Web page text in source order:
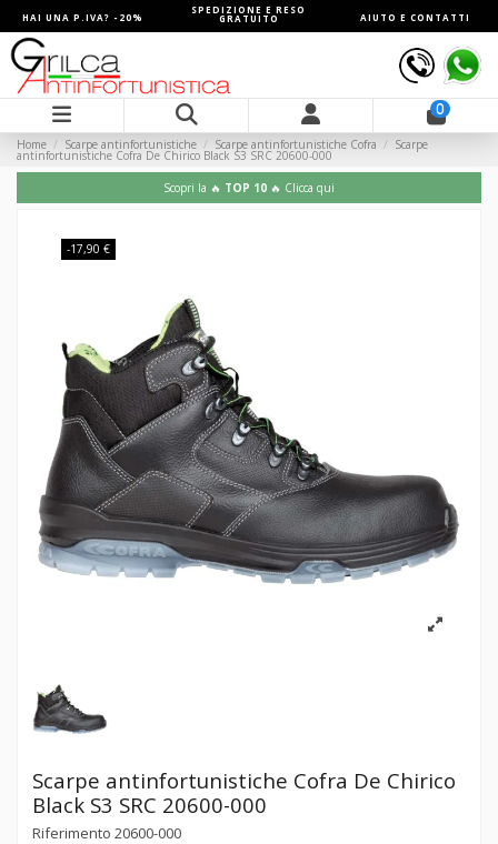
HAI UNA P.IVA? -20%
SPEDIZIONE E RESO
GRATUITO AIUTO E CONTATTI
0
Home Scarpe antinfortunistiche Scarpe antinfortunistiche Cofra Scarpe
antinfortunistiche Cofra De Chirico Black S3 SRC 20600-000
Scopri la 🔥 TOP 10 🔥 Clicca qui
-17,90 €
Scarpe antinfortunistiche Cofra De Chirico
Black S3 SRC 20600-000
Riferimento 20600-000